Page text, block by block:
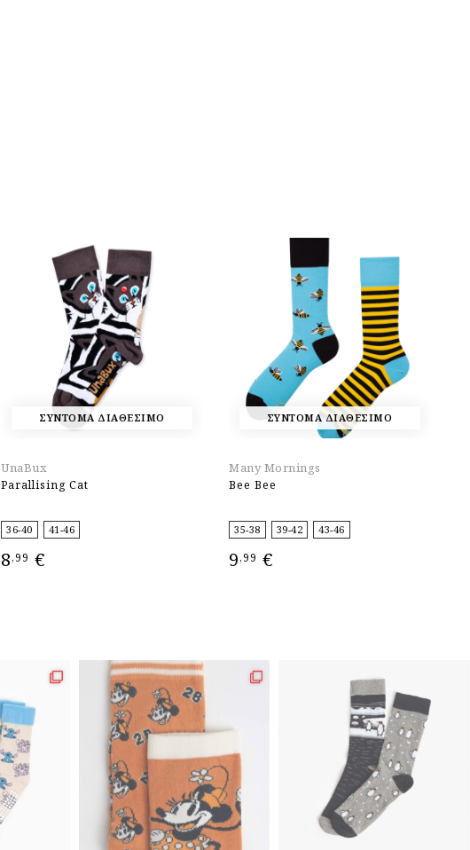
ΣΥΝΤΟΜΑ ΔΙΑΘΕΣΙΜΟ
UnaBux
Parallising Cat
36-40 41-46
8,99 €
ΣΥΝΤΟΜΑ ΔΙΑΘΕΣΙΜΟ
Many Mornings
Bee Bee
35-38 39-42 43-46
9,99 €